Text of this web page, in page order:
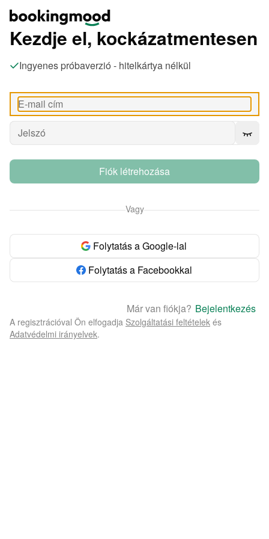
Kezdje el, kockázatmentesen
Ingyenes próbaverzió - hitelkártya nélkül
Fiók létrehozása
Vagy
Folytatás a Google-lal
Folytatás a Facebookkal
Már van fiókja? Bejelentkezés
A regisztrációval Ön elfogadja Szolgáltatási feltételek és
Adatvédelmi irányelvek.